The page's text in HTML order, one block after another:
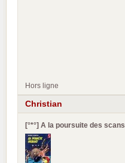
Hors ligne
Christian
[°*°] A la poursuite des scans